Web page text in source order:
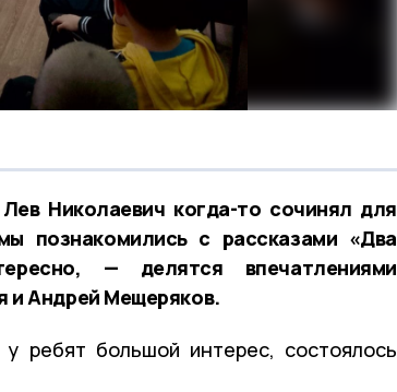
Николаевич когда-то сочинял для
познакомились с рассказами «Два
— делятся впечатлениями
и Андрей Мещеряков.
ребят большой интерес, состоялось